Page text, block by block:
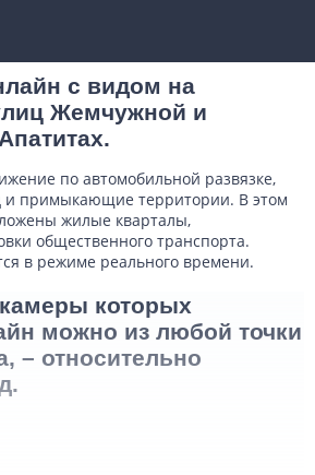
с видом на
Жемчужной и
по автомобильной развязке,
и примыкающие территории. В этом
жилые кварталы,
общественного транспорта.
в режиме реального времени.
которых
можно из любой точки
– относительно